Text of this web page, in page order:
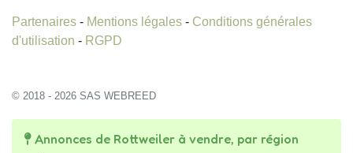
Partenaires - Mentions légales - Conditions générales
d'utilisation - RGPD
© 2018 - 2026 SAS WEBREED
Annonces de Rottweiler à vendre, par région